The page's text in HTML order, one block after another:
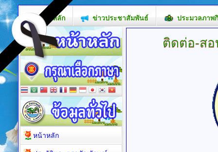
หน้าหลัก ข่าวประชาสัมพันธ์ ประมวลภาพ
หน้าหลัก